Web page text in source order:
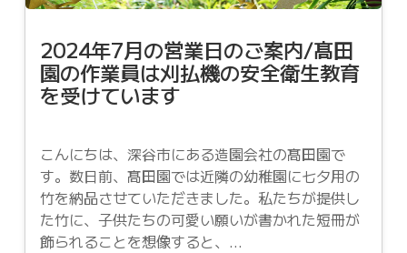
2024年7月の営業日のご案内/髙田
園の作業員は刈払機の安全衛生教育
を受けています
こんにちは、深谷市にある造園会社の髙田園で
す。数日前、髙田園では近隣の幼稚園に七夕用の
竹を納品させていただきました。私たちが提供し
た竹に、子供たちの可愛い願いが書かれた短冊が
飾られることを想像すると、...